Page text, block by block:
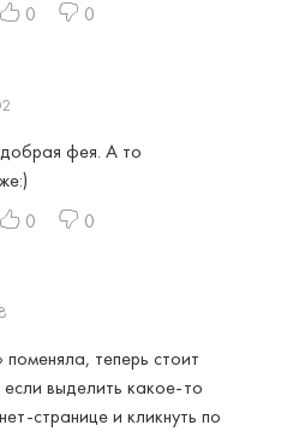
0 0
фея. А то
0 0
теперь стоит
выделить какое-то
странице и кликнуть по